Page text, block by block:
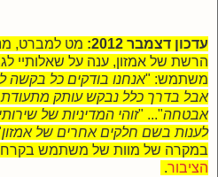
עדכון דצמבר 2012:
מט למברט,
הרשת של אמזון, ענה על שאלותיי
משתמש: "אנחנו בודקים כל
אבל בדרך כלל נבקש עותק
אבטחה"... "זוהי המדיניות של
לענות בשם חלקים אחרים של אמזון
במקרה של מוות של משתמש
הציבור.